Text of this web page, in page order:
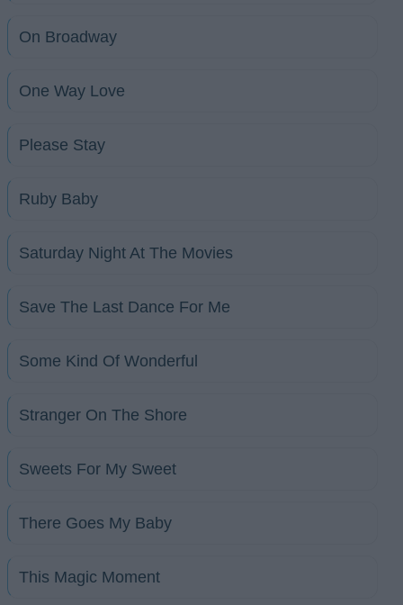
On Broadway
One Way Love
Please Stay
Ruby Baby
Saturday Night At The Movies
Save The Last Dance For Me
Some Kind Of Wonderful
Stranger On The Shore
Sweets For My Sweet
There Goes My Baby
This Magic Moment